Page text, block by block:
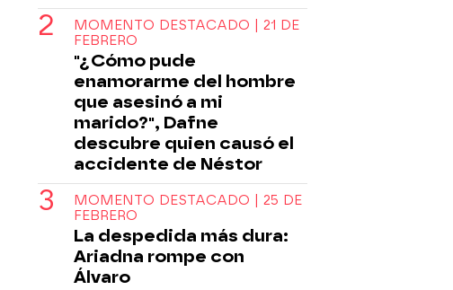
MOMENTO DESTACADO | 21 DE
FEBRERO
"¿Cómo pude
enamorarme del hombre
que asesinó a mi
marido?", Dafne
descubre quien causó el
accidente de Néstor
MOMENTO DESTACADO | 25 DE
FEBRERO
La despedida más dura:
Ariadna rompe con
Álvaro